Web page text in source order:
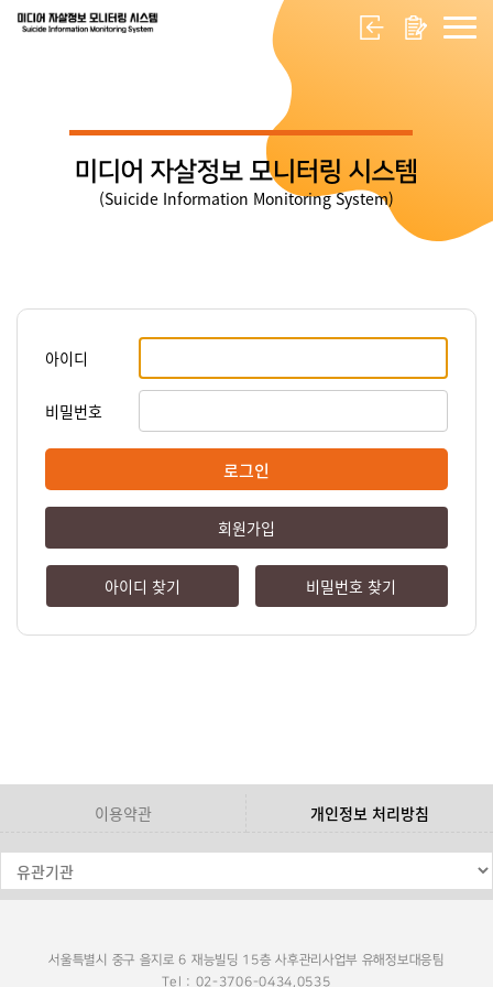
미디어 자살정보 모니터링 시스템
(Suicide Information Monitoring System)
아이디
비밀번호
로그인
회원가입
아이디 찾기 비밀번호 찾기
이용약관 개인정보 처리방침
서울특별시 중구 을지로 6 재능빌딩 15층 사후관리사업부 유해정보대응팀
Tel : 02-3706-0434,0535